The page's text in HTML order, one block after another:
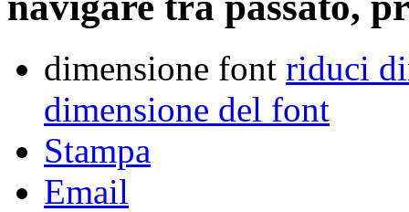
dimensione font riduci
dimensione del font
Stampa
Email